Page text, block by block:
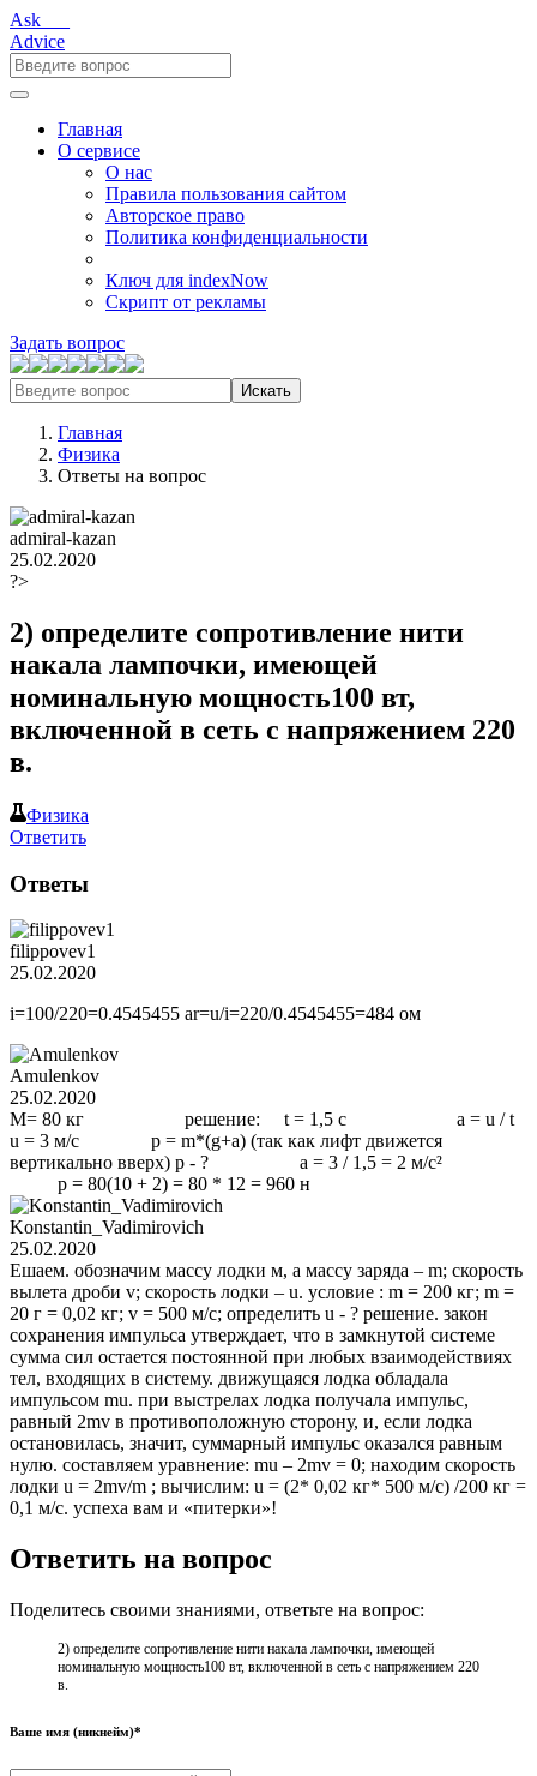
Ask___
Advice
Главная
О сервисе
О нас
Правила пользования сайтом
Авторское право
Политика конфиденциальности
Ключ для indexNow
Скрипт от рекламы
Задать вопрос
Искать
Главная
Физика
Ответы на вопрос
admiral-kazan
25.02.2020
?>
2) определите сопротивление нити
накала лампочки, имеющей
номинальную мощность100 вт,
включенной в сеть с напряжением 220
в.
Физика
Ответить
Ответы
filippovev1
25.02.2020
i=100/220=0.4545455 аr=u/i=220/0.4545455=484 ом
Amulenkov
25.02.2020
M= 80 кг решение: t = 1,5 c a = u / t
u = 3 м/с p = m*(g+a) (так как лифт движется
вертикально вверх) p - ? a = 3 / 1,5 = 2 м/с²
р = 80(10 + 2) = 80 * 12 = 960 н
Konstantin_Vadimirovich
25.02.2020
Ешаем. обозначим массу лодки м, а массу заряда – m; скорость
вылета дроби v; скорость лодки – u. условие : m = 200 кг; m =
20 г = 0,02 кг; v = 500 м/с; определить u - ? решение. закон
сохранения импульса утверждает, что в замкнутой системе
сумма сил остается постоянной при любых взаимодействиях
тел, входящих в систему. движущаяся лодка обладала
импульсом mu. при выстрелах лодка получала импульс,
равный 2mv в противоположную сторону, и, если лодка
остановилась, значит, суммарный импульс оказался равным
нулю. составляем уравнение: mu – 2mv = 0; находим скорость
лодки u = 2mv/m ; вычислим: u = (2* 0,02 кг* 500 м/с) /200 кг =
0,1 м/с. успеха вам и «питерки»!
Ответить на вопрос
Поделитесь своими знаниями, ответьте на вопрос:
2) определите сопротивление нити накала лампочки, имеющей
номинальную мощность100 вт, включенной в сеть с напряжением 220
в.
Ваше имя (никнейм)*